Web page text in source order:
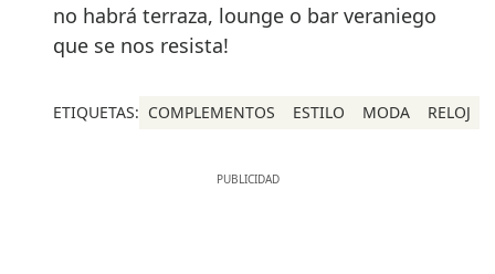
no habrá terraza, lounge o bar veraniego
que se nos resista!
ETIQUETAS: COMPLEMENTOS ESTILO MODA RELOJ